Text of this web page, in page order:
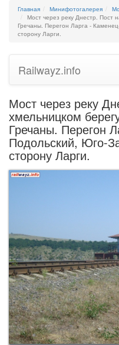
Главная Минифотогалерея
Мост через реку Днестр. Пост
Гречаны. Перегон Ларга -
сторону Ларги.
Railwayz.info
Мост через реку
хмельницком
Гречаны. Перегон
Подольский, Юго-
сторону Ларги.